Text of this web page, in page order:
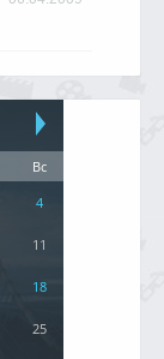
Вс
4
11
18
25